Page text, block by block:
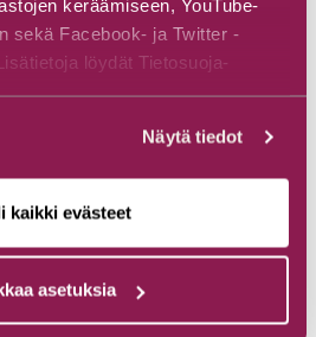
keräämiseen, YouTube-
sekä Facebook- ja Twitter -
löydät Tietosuoja-
Näytä tiedot
kaikki evästeet
asetuksia